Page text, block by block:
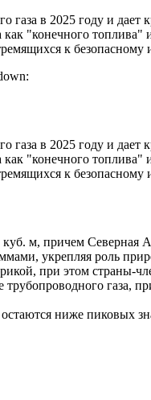
в 2025 году и дает
"конечного
к
в 2025 году и дает
"конечного
к
м, причем
укрепляя роль
при этом страны-
трубопроводного
ниже пиковых